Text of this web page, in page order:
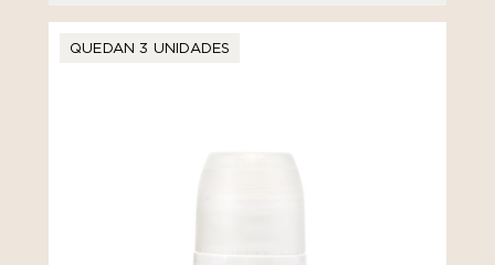
QUEDAN 3 UNIDADES